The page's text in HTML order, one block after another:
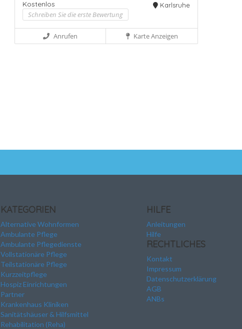
Kostenlos
Schreiben Sie die erste Bewertung
Karlsruhe
Anrufen Karte Anzeigen
KATEGORIEN
Alternative Wohnformen
Ambulante Pflege
Ambulante Pflegedienste
Vollstationäre Pflege
Teilstationäre Pflege
Kurzzeitpflege
Hospiz Einrichtungen
Partner
Krankenhaus Kliniken
Sanitätshäuser & Hilfsmittel
Rehabilitation (Reha)
HILFE
Anleitungen
Hilfe
RECHTLICHES
Kontakt
Impressum
Datenschutzerklärung
AGB
ANBs